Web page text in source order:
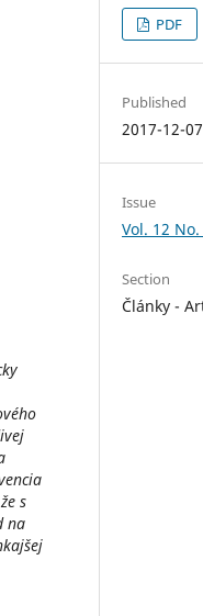
s
na
PDF
Published
2017-12-07
Issue
Vol. 12
Section
Články -